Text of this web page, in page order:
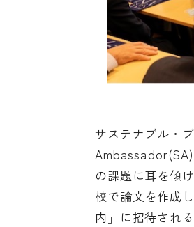
サステナブル・
の課題に耳を傾
校で論文を作成
内」に招待され